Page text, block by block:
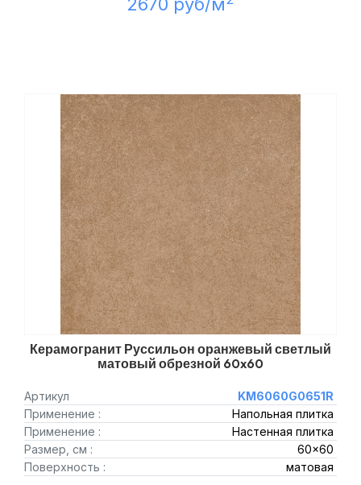
Керамогранит Руссильон оранжевый светлый
матовый обрезной 60x60
Артикул
KM6060G0651R
Применение :
Напольная плитка
Применение :
Настенная плитка
Размер, см :
60x60
Поверхность :
матовая